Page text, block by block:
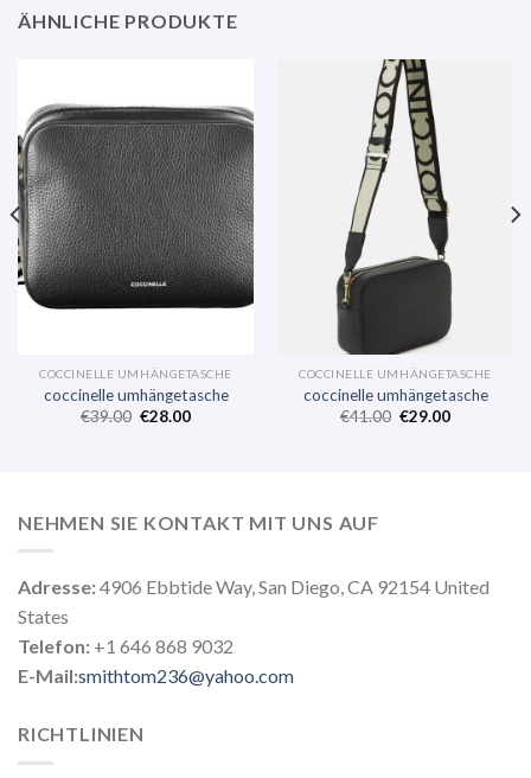
ÄHNLICHE PRODUKTE
COCCINELLE UMHÄNGETASCHE
coccinelle umhängetasche
€39.00 €28.00
COCCINELLE UMHÄNGETASCHE
coccinelle umhängetasche
€41.00 €29.00
NEHMEN SIE KONTAKT MIT UNS AUF
Adresse:4906 Ebbtide Way, San Diego, CA 92154 United
States
Telefon: +1 646 868 9032
E-Mail:smithtom236@yahoo.com
RICHTLINIEN